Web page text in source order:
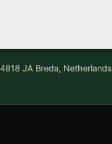
JA Breda, Netherlands